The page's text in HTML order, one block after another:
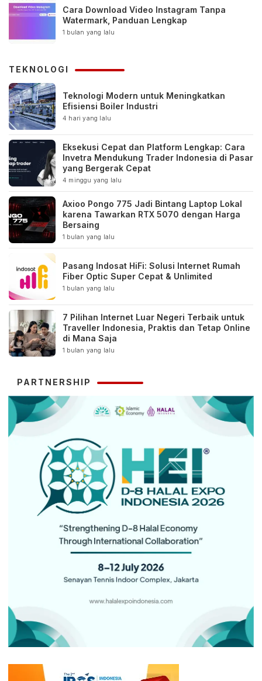
Cara Download Video Instagram Tanpa
Watermark, Panduan Lengkap
1 bulan yang lalu
TEKNOLOGI
Teknologi Modern untuk Meningkatkan
Efisiensi Boiler Industri
4 hari yang lalu
Eksekusi Cepat dan Platform Lengkap: Cara
Invetra Mendukung Trader Indonesia di Pasar
yang Bergerak Cepat
4 minggu yang lalu
Axioo Pongo 775 Jadi Bintang Laptop Lokal
karena Tawarkan RTX 5070 dengan Harga
Bersaing
1 bulan yang lalu
Pasang Indosat HiFi: Solusi Internet Rumah
Fiber Optic Super Cepat & Unlimited
1 bulan yang lalu
7 Pilihan Internet Luar Negeri Terbaik untuk
Traveller Indonesia, Praktis dan Tetap Online
di Mana Saja
1 bulan yang lalu
PARTNERSHIP